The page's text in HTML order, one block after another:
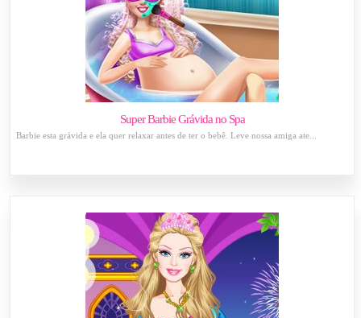
Super Barbie Grávida no Spa
Barbie esta grávida e ela quer relaxar antes de ter o bebê. Leve nossa amiga ate...